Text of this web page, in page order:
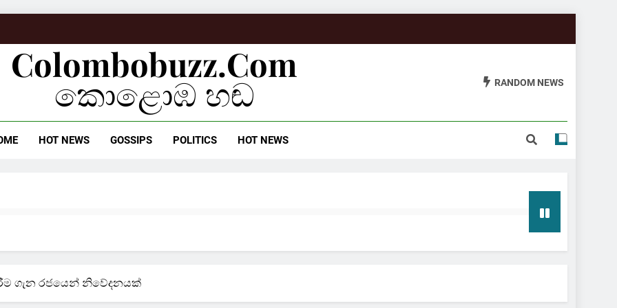
Colombobuzz.com
කොළොඹ හඬ RANDOM NEWS
HOT NEWS GOSSIPS POLITICS HOT NEWS
ගැන රජයෙන් නිවේදනයක්